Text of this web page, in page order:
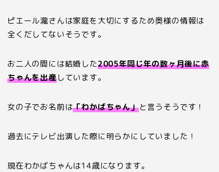
ピエール瀧さんは家庭を大切にするため奥様の情報は
全くだしてないそうです。
お二人の間には結婚した2005年同じ年の数ヶ月後に赤
ちゃんを出産しています。
女の子でお名前は「わかばちゃん」と言うそうです！
過去にテレビ出演した際に明らかにしていました！
現在わかばちゃんは14歳になります。